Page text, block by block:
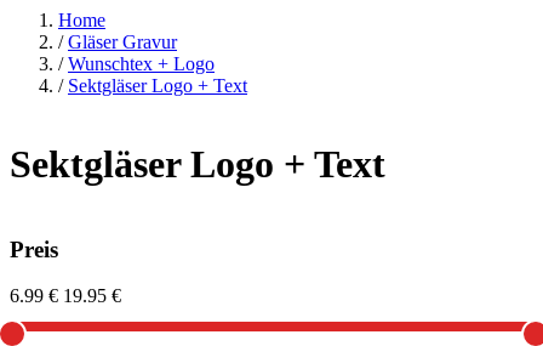
Home
/ Gläser Gravur
/ Wunschtex + Logo
/ Sektgläser Logo + Text
Sektgläser Logo + Text
Preis
6.99 € 19.95 €